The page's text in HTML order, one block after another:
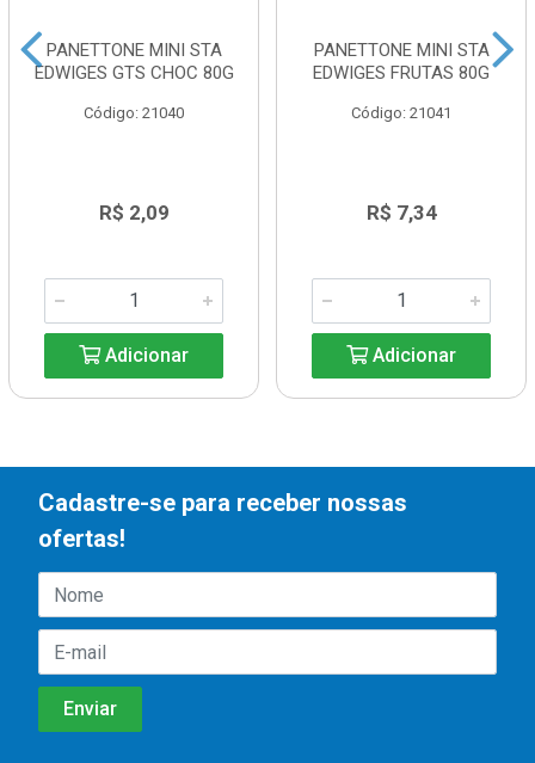
PANETTONE MINI STA
EDWIGES GTS CHOC 80G
Código: 21040
R$ 2,09
Adicionar
PANETTONE MINI STA
EDWIGES FRUTAS 80G
Código: 21041
R$ 7,34
Adicionar
Cadastre-se para receber nossas
ofertas!